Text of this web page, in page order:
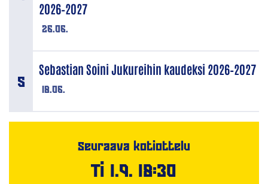
26.06.
2026–2027
18.06.
Sebastian Soini Jukureihin kaudeksi 2026–2027
Seuraava kotiottelu
Ti 1.9. 18:30